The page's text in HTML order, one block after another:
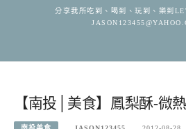
分享我所吃到、喝到、玩到、樂到
【南投│美食】鳳梨酥-微